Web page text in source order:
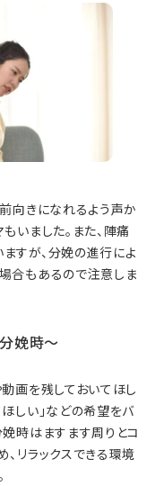
向きになれるよう声か
いました。また、陣痛
すが、分娩の進行によ
合もあるので注意しま
娩時～
画を残しておいてほし
しい」などの希望をバ
時はますます周りとコ
リラックスできる環境